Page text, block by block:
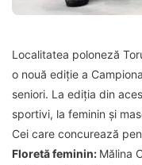
Localitatea poloneză
o nouă ediție a
seniori. La ediția din
sportivi, la feminin și
Cei care concurează
Floretă feminin: Mălina